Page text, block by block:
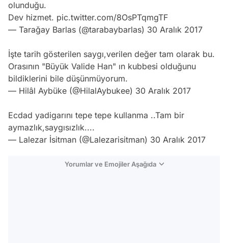
olunduğu.
Dev hizmet. pic.twitter.com/8OsPTqmgTF
— Tarağay Barlas (@tarabaybarlas) 30 Aralık 2017
İşte tarih gösterilen saygı,verilen değer tam olarak bu.
Orasının "Büyük Valide Han" ın kubbesi olduğunu
bildiklerini bile düşünmüyorum.
— Hilâl Aybüke (@HilalAybukee) 30 Aralık 2017
Ecdad yadigarını tepe tepe kullanma ..Tam bir
aymazlık,saygısızlık....
— Lalezar İsitman (@Lalezarisitman) 30 Aralık 2017
Yorumlar ve Emojiler Aşağıda